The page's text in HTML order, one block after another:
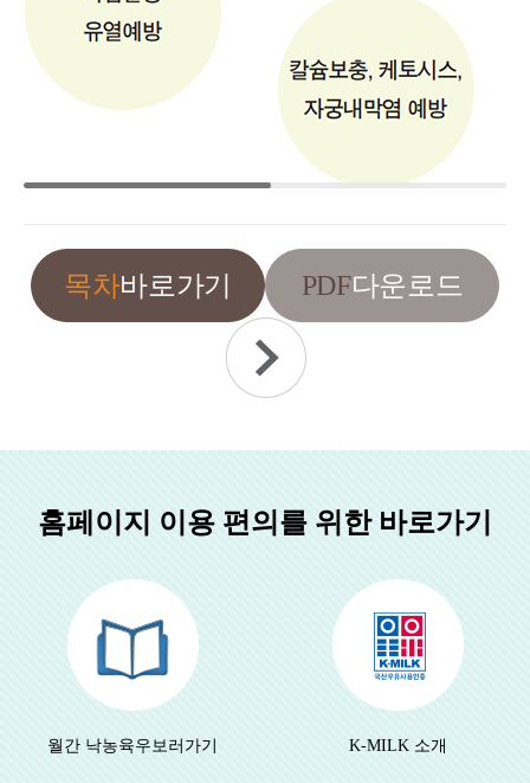
목차바로가기 PDF다운로드
홈페이지 이용 편의를 위한 바로가기
월간 낙농육우보러가기 K-MILK 소개